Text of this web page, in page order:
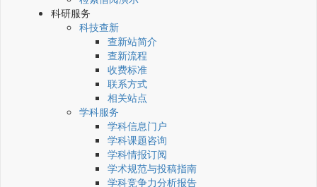
科研服务
科技查新
查新站简介
查新流程
收费标准
联系方式
相关站点
学科服务
学科信息门户
学科课题咨询
学科情报订阅
学术规范与投稿指南
学科竞争力分析报告